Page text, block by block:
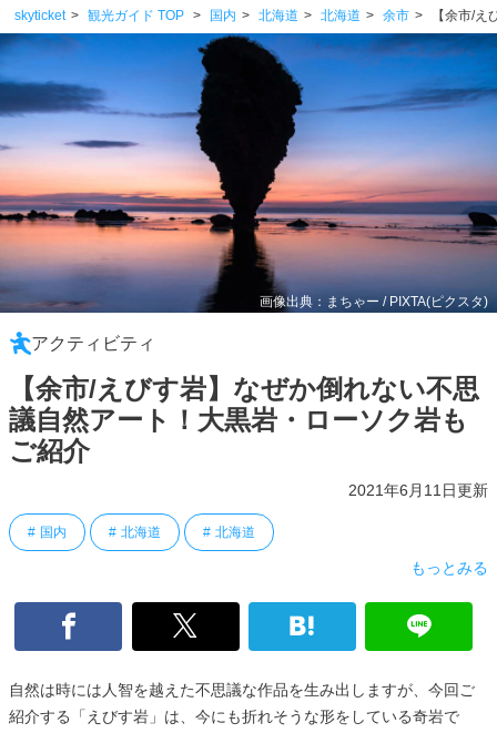
skyticket 観光ガイド TOP 国内 北海道 北海道 余市 【余市/
画像出典：まちゃー / PIXTA(ピクスタ)
アクティビティ
【余市/えびす岩】なぜか倒れない不思
議自然アート！大黒岩・ローソク岩も
ご紹介
2021年6月11日更新
国内 北海道 北海道
もっとみる
自然は時には人智を越えた不思議な作品を生み出しますが、今回ご
紹介する「えびす岩」は、今にも折れそうな形をしている奇岩で